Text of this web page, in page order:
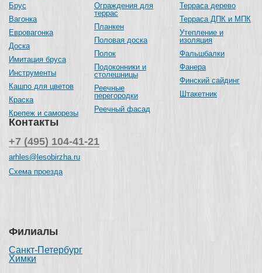
Брус
Вагонка
Евровагонка
Доска
Имитация бруса
Инструменты
Кашпо для цветов
Краска
Крепеж и саморезы
Ограждения для
террас
Планкен
Половая доска
Полок
Подоконники и
столешницы
Реечные
перегородки
Реечный фасад
Терраса дерево
Терраса ДПК и МПК
Утепление и
изоляция
Фальшбалки
Фанера
Финский сайдинг
Штакетник
Контакты
+7 (495) 104-41-21
arhles@lesobirzha.ru
Схема проезда
Филиалы
Санкт-Петербург
Химки